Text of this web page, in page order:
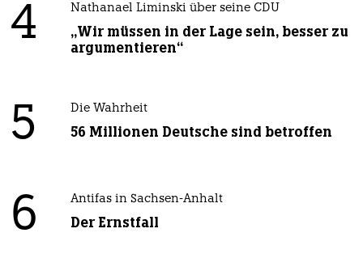
4 Nathanael Liminski über seine CDU
„Wir müssen in der Lage sein, besser zu
argumentieren“
5 Die Wahrheit
56 Millionen Deutsche sind betroffen
6 Antifas in Sachsen-Anhalt
Der Ernstfall